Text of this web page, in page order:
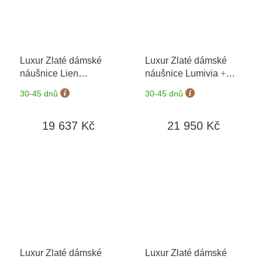
Luxur Zlaté dámské
náušnice Lien
+ možnost
výměny do 90 dní
30-45 dnů
19 637 Kč
Luxur Zlaté dámské
náušnice Lumivia +
možnost výměny do 90
dní
30-45 dnů
21 950 Kč
Luxur Zlaté dámské
Luxur Zlaté dámské